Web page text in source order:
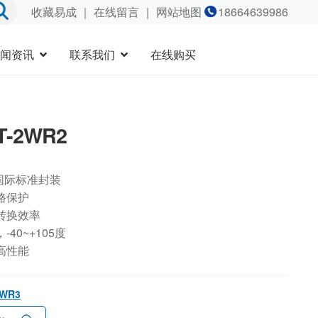
收藏易成｜ 在线留言｜ 网站地图 18664639986
资讯 联系我们 在线购买
2WR2
标准封装
保护
换效率
-40~+105度
性能